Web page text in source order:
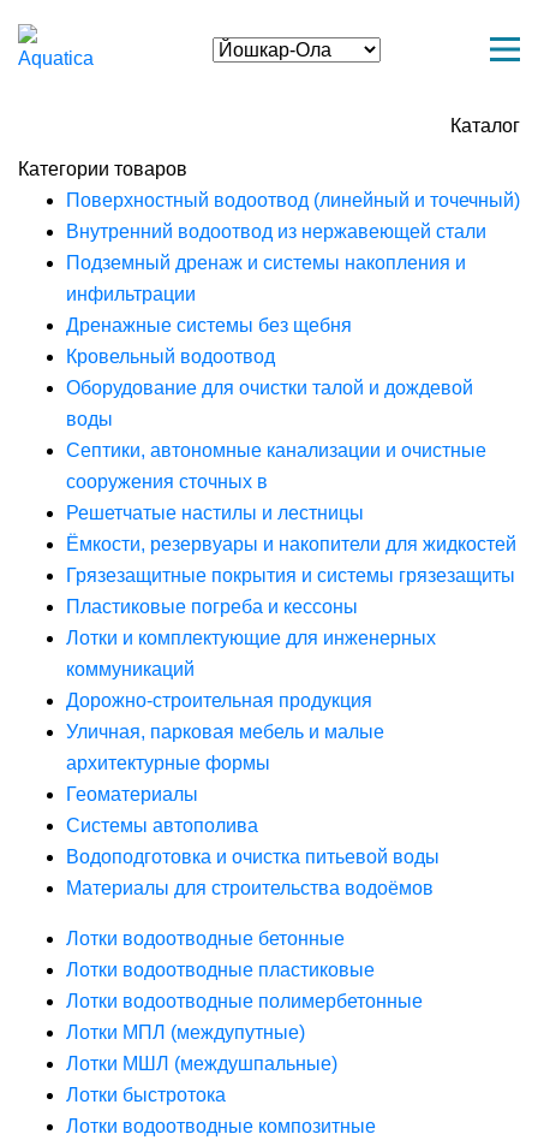
Каталог
Категории товаров
Поверхностный водоотвод (линейный и точечный)
Внутренний водоотвод из нержавеющей стали
Подземный дренаж и системы накопления и
инфильтрации
Дренажные системы без щебня
Кровельный водоотвод
Оборудование для очистки талой и дождевой
воды
Септики, автономные канализации и очистные
сооружения сточных в
Решетчатые настилы и лестницы
Ёмкости, резервуары и накопители для жидкостей
Грязезащитные покрытия и системы грязезащиты
Пластиковые погреба и кессоны
Лотки и комплектующие для инженерных
коммуникаций
Дорожно-строительная продукция
Уличная, парковая мебель и малые
архитектурные формы
Геоматериалы
Системы автополива
Водоподготовка и очистка питьевой воды
Материалы для строительства водоёмов
Лотки водоотводные бетонные
Лотки водоотводные пластиковые
Лотки водоотводные полимербетонные
Лотки МПЛ (междупутные)
Лотки МШЛ (междушпальные)
Лотки быстротока
Лотки водоотводные композитные